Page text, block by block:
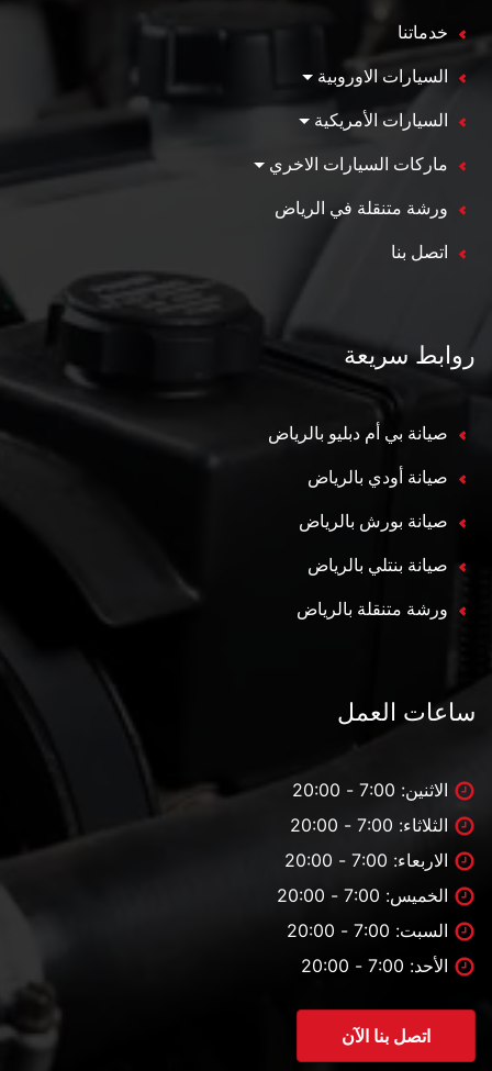
خدماتنا
السيارات الاوروبية
السيارات الأمريكية
ماركات السيارات الاخري
ورشة متنقلة في الرياض
اتصل بنا
روابط سريعة
صيانة بي أم دبليو بالرياض
صيانة أودي بالرياض
صيانة بورش بالرياض
صيانة بنتلي بالرياض
ورشة متنقلة بالرياض
ساعات العمل
الاثنين: 7:00 - 20:00
الثلاثاء: 7:00 - 20:00
الاربعاء: 7:00 - 20:00
الخميس: 7:00 - 20:00
السبت: 7:00 - 20:00
الأحد: 7:00 - 20:00
اتصل بنا الآن